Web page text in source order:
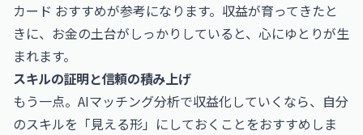
カード おすすめが参考になります。収益が育ってきたと
きに、お金の土台がしっかりしていると、心にゆとりが生
まれます。
スキルの証明と信頼の積み上げ
もう一点。AIマッチング分析で収益化していくなら、自分
のスキルを「見える形」にしておくことをおすすめしま